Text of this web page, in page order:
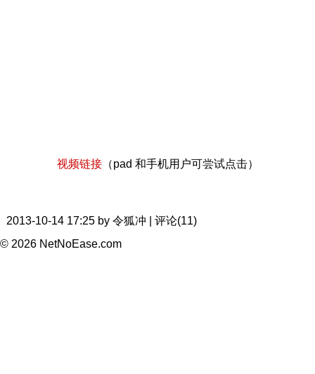
视频链接（pad 和手机用户可尝试点击）
2013-10-14 17:25 by 令狐冲 | 评论(11)
© 2026 NetNoEase.com